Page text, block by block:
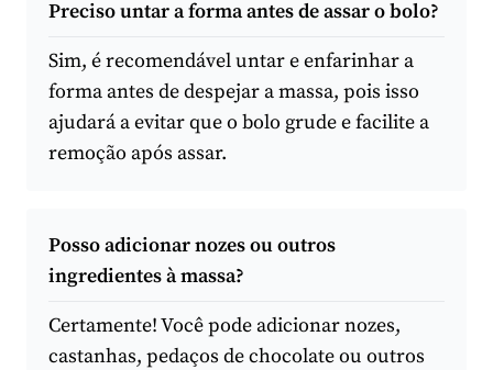
Preciso untar a forma antes de assar o bolo?
Sim, é recomendável untar e enfarinhar a
forma antes de despejar a massa, pois isso
ajudará a evitar que o bolo grude e facilite a
remoção após assar.
Posso adicionar nozes ou outros
ingredientes à massa?
Certamente! Você pode adicionar nozes,
castanhas, pedaços de chocolate ou outros